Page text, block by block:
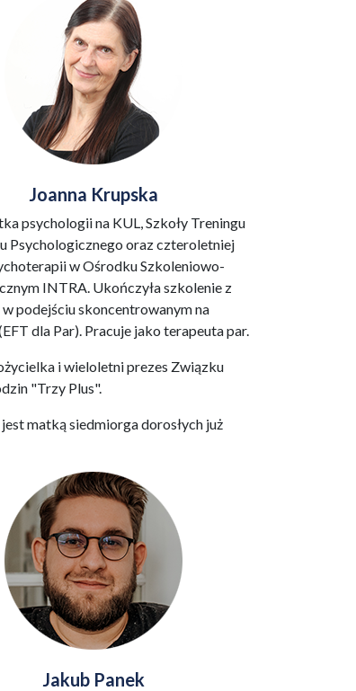
Joanna Krupska
psychologii na KUL, Szkoły Treningu
Psychologicznego oraz czteroletniej
w Ośrodku Szkoleniowo-
INTRA. Ukończyła szkolenie z
podejściu skoncentrowanym na
dla Par). Pracuje jako terapeuta par.
i wieloletni prezes Związku
"Trzy Plus".
matką siedmiorga dorosłych już
Jakub Panek